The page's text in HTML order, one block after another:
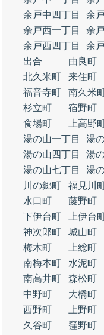
余戸中四丁目
余
余戸西一丁目
余
余戸西四丁目
余
出合
由良町
北久米町
来住町
福音寺町
南久米
杉立町
宿野町
食場町
上高野
湯の山一丁目
湯
湯の山四丁目
湯
湯の山七丁目
湯
川の郷町
福見川
水口町
藤野町
下伊台町
上伊台
神次郎町
城山町
梅木町
上総町
南梅本町
水泥町
南高井町
森松町
中野町
大橋町
西野町
上野町
久谷町
窪野町